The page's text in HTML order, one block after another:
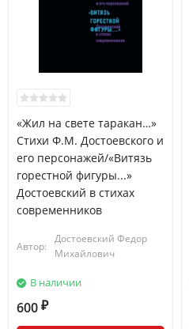
«Жил на свете таракан…»
Стихи Ф.М. Достоевского и
его персонажей/«Витязь
горестной фигуры...»
Достоевский в стихах
современников
Автор:
Достоевский Федор
Михайлович
В наличии
600 ₽